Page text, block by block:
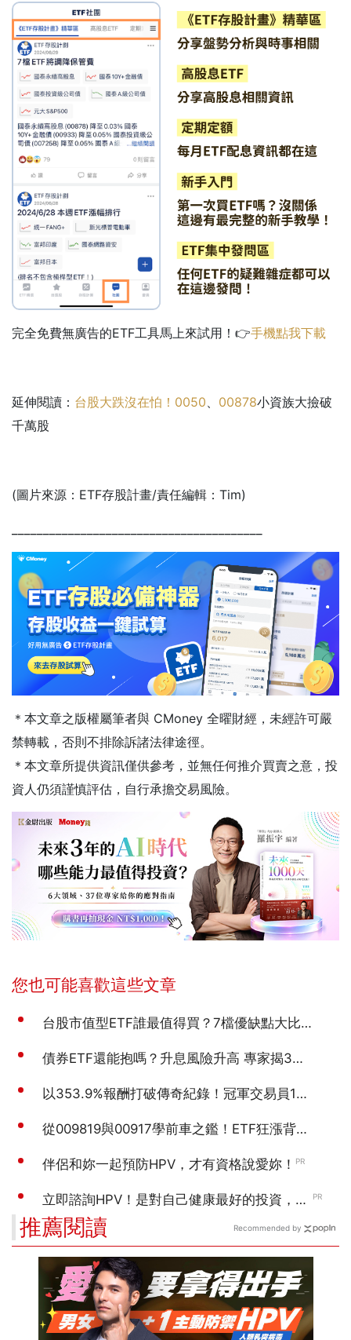
完全免費無廣告的ETF工具馬上來試用！👉手機點我下載
延伸閱讀： 台股大跌沒在怕！ 0050 00878小資族大撿破
千萬股
(圖片來源：ETF存股計畫/責任編輯：Tim)
＊本文章之版權屬筆者與 CMoney 全曜財經，未經許可嚴
禁轉載，否則不排除訴諸法律途徑。
＊本文章所提供資訊僅供參考，並無任何推介買賣之意，投
資人仍須謹慎評估，自行承擔交易風險。
推薦閱讀 Recommended by